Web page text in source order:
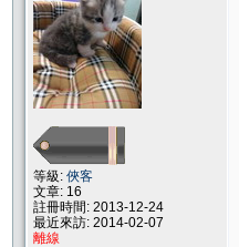
等級: 俠客
文章: 16
註冊時間: 2013-12-24
最近來訪: 2014-02-07
離線